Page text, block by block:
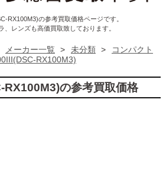
RX100M3)の参考買取価格ページです。
、レンズも高価買取致しております。
メーカー一覧 > 未分類 >
コンパクト
RX100M3)
RX100M3)の参考買取価格